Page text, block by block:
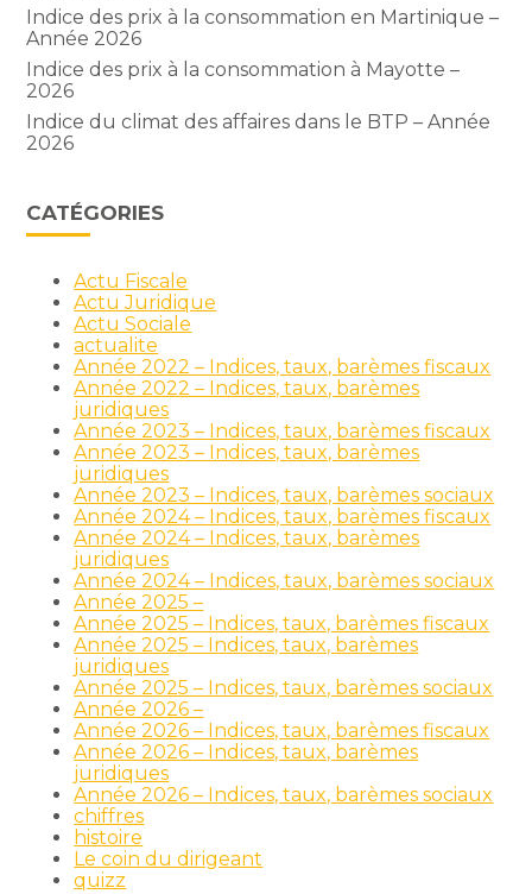
Indice des prix à la consommation en Martinique –
Année 2026
Indice des prix à la consommation à Mayotte –
2026
Indice du climat des affaires dans le BTP – Année
2026
CATÉGORIES
Actu Fiscale
Actu Juridique
Actu Sociale
actualite
Année 2022 – Indices, taux, barèmes fiscaux
Année 2022 – Indices, taux, barèmes
juridiques
Année 2023 – Indices, taux, barèmes fiscaux
Année 2023 – Indices, taux, barèmes
juridiques
Année 2023 – Indices, taux, barèmes sociaux
Année 2024 – Indices, taux, barèmes fiscaux
Année 2024 – Indices, taux, barèmes
juridiques
Année 2024 – Indices, taux, barèmes sociaux
Année 2025 –
Année 2025 – Indices, taux, barèmes fiscaux
Année 2025 – Indices, taux, barèmes
juridiques
Année 2025 – Indices, taux, barèmes sociaux
Année 2026 –
Année 2026 – Indices, taux, barèmes fiscaux
Année 2026 – Indices, taux, barèmes
juridiques
Année 2026 – Indices, taux, barèmes sociaux
chiffres
histoire
Le coin du dirigeant
quizz